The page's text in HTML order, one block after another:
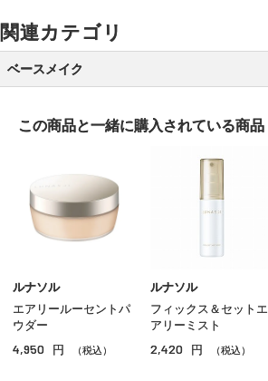
関連カテゴリ
ベースメイク
クッションファンデーション
クリームファンデーション
リキッドファンデーション
パウダー
ＢＢ／ＣＣクリーム
コンシーラー
この商品と一緒に購入されている商品
ルナソル
エアリールーセントパ
ウダー
4,950 円 （税込）
ルナソル
フィックス＆セットエ
アリーミスト
2,420 円 （税込）